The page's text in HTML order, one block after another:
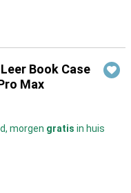
Book Case
Max
morgen gratis in huis